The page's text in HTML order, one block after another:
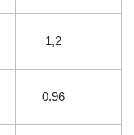
1,2
0.96